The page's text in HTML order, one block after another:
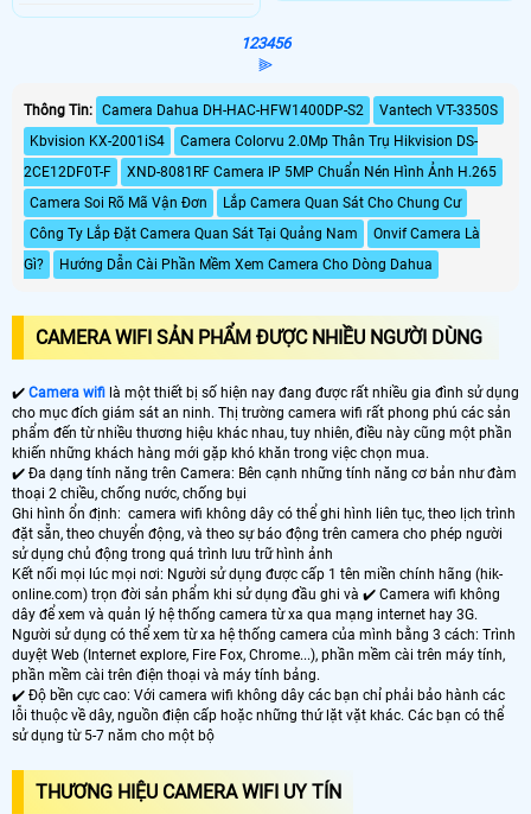
123456
⫸
Thông Tin: Camera Dahua DH-HAC-HFW1400DP-S2
Vantech VT-3350S
Kbvision KX-2001iS4
Camera Colorvu 2.0Mp Thân Trụ Hikvision DS-
2CE12DF0T-F
XND-8081RF Camera IP 5MP Chuẩn Nén Hình Ảnh H.265
Camera Soi Rõ Mã Vận Đơn
Lắp Camera Quan Sát Cho Chung Cư
Công Ty Lắp Đặt Camera Quan Sát Tại Quảng Nam
Onvif Camera Là
Gì?
Hướng Dẫn Cài Phần Mềm Xem Camera Cho Dòng Dahua
CAMERA WIFI SẢN PHẨM ĐƯỢC NHIỀU NGƯỜI DÙNG
✔️ Camera wifi là một thiết bị số hiện nay đang được rất nhiều gia đình sử dụng
cho mục đích giám sát an ninh. Thị trường camera wifi rất phong phú các sản
phẩm đến từ nhiều thương hiệu khác nhau, tuy nhiên, điều này cũng một phần
khiến những khách hàng mới gặp khó khăn trong việc chọn mua.
✔️ Đa dạng tính năng trên Camera: Bên cạnh những tính năng cơ bản như đàm
thoại 2 chiều, chống nước, chống bụi
Ghi hình ổn định: camera wifi không dây có thể ghi hình liên tục, theo lịch trình
đặt sẵn, theo chuyển động, và theo sự báo động trên camera cho phép người
sử dụng chủ động trong quá trình lưu trữ hình ảnh
Kết nối mọi lúc mọi nơi: Người sử dụng được cấp 1 tên miền chính hãng (hik-
online.com) trọn đời sản phẩm khi sử dụng đầu ghi và ✔️ Camera wifi không
dây để xem và quản lý hệ thống camera từ xa qua mạng internet hay 3G.
Người sử dụng có thể xem từ xa hệ thống camera của mình bằng 3 cách: Trình
duyệt Web (Internet explore, Fire Fox, Chrome...), phần mềm cài trên máy tính,
phần mềm cài trên điện thoại và máy tính bảng.
✔️ Độ bền cực cao: Với camera wifi không dây các bạn chỉ phải bảo hành các
lỗi thuộc về dây, nguồn điện cấp hoặc những thứ lặt vặt khác. Các bạn có thể
sử dụng từ 5-7 năm cho một bộ
THƯƠNG HIỆU CAMERA WIFI UY TÍN